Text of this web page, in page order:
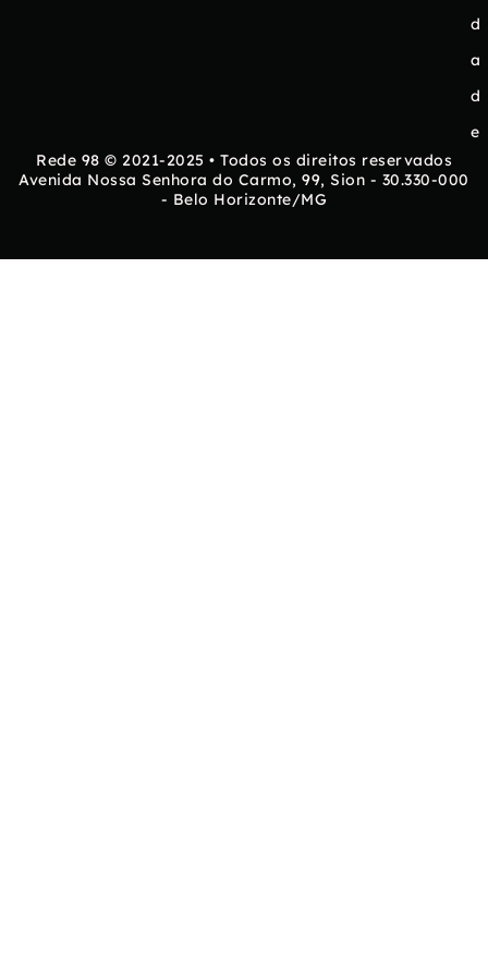
d
a
d
e
Rede 98 © 2021-2025 • Todos os direitos reservados
Avenida Nossa Senhora do Carmo, 99, Sion - 30.330-000
- Belo Horizonte/MG